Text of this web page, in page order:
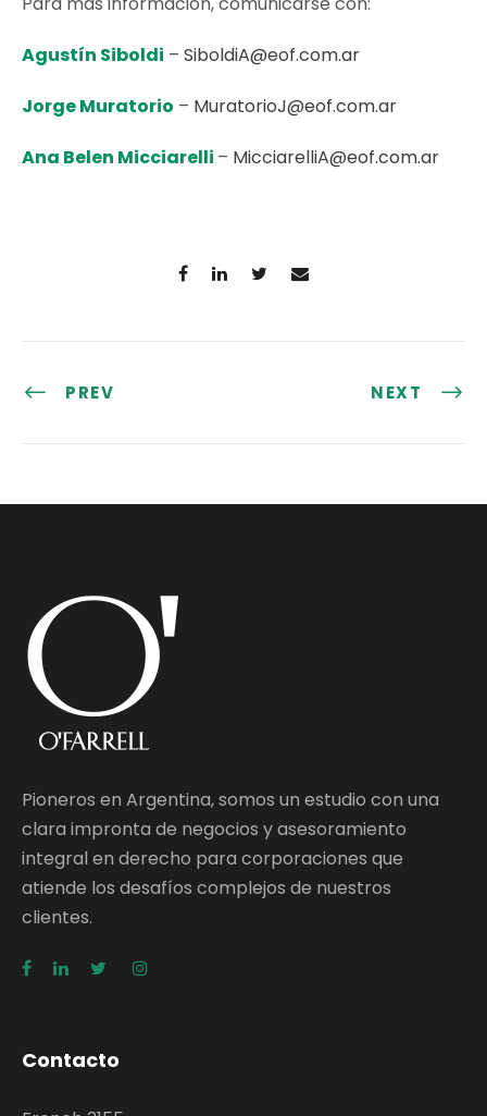
Agustín Siboldi – SiboldiA@eof.com.ar
Jorge Muratorio – MuratorioJ@eof.com.ar
Ana Belen Micciarelli – MicciarelliA@eof.com.ar
PREV NEXT
Pioneros en Argentina, somos un estudio con una
clara impronta de negocios y asesoramiento
integral en derecho para corporaciones que
atiende los desafíos complejos de nuestros
clientes.
Contacto